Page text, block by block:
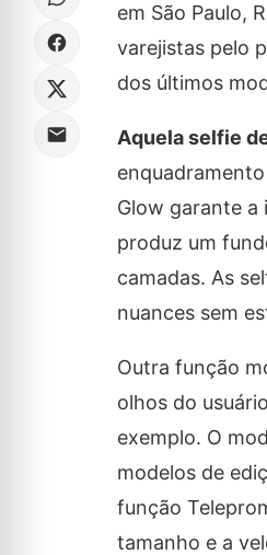
em São Paulo,
varejistas pelo
dos últimos
Aquela selfie
Glow garante a
produz um
camadas. As
nuances sem
Outra função
olhos do
exemplo. O
modelos de
função
tamanho e a